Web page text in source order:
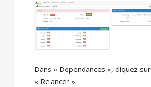
Dans « Dépendances », cliquez sur
« Relancer ».